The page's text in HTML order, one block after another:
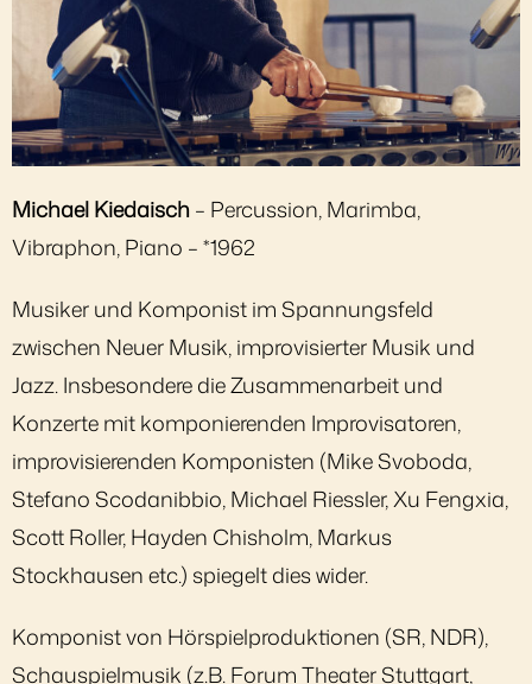
Michael Kiedaisch– Percussion, Marimba,
Vibraphon, Piano – *1962
Musiker und Komponist im Spannungsfeld
zwischen Neuer Musik, improvisierter Musik und
Jazz. Insbesondere die Zusammenarbeit und
Konzerte mit komponierenden Improvisatoren,
improvisierenden Komponisten (Mike Svoboda,
Stefano Scodanibbio, Michael Riessler, Xu Fengxia,
Scott Roller, Hayden Chisholm, Markus
Stockhausen etc.) spiegelt dies wider.
Komponist von Hörspielproduktionen (SR, NDR),
Schauspielmusik (z.B. Forum Theater Stuttgart,